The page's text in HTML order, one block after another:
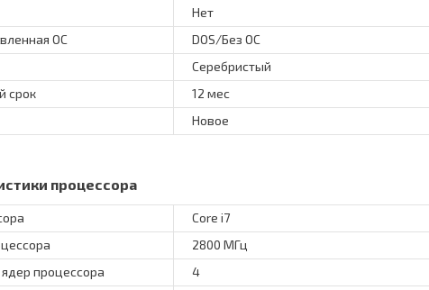
Нет
ОС
DOS/Без ОС
Серебристый
срок
12 мес
Новое
процессора
Core i7
2800 МГц
процессора
4